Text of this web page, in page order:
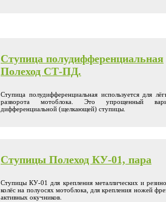
Ступица полудифференциальная
Полеход СТ-ПД.
Ступица полудифференциальная используется для
разворота мотоблока. Это упрощенный
дифференциальной (щелкающей) ступицы.
Ступицы Полеход КУ-01, пара
Ступицы КУ-01 для крепления металлических и
колёс на полуосях мотоблока, для крепления ножей
активных окучников.